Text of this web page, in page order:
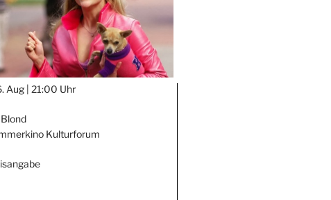
Aug | 21:00 Uhr
Kulturforum